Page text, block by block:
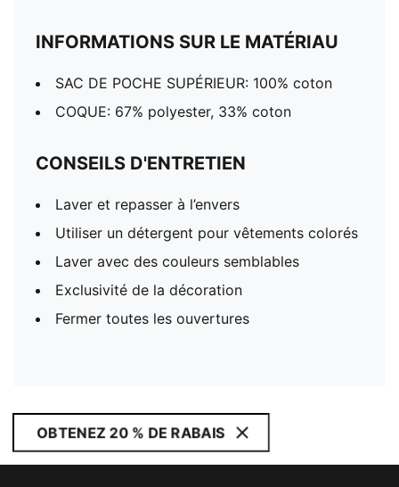
INFORMATIONS SUR LE MATÉRIAU
SAC DE POCHE SUPÉRIEUR: 100% coton
COQUE: 67% polyester, 33% coton
CONSEILS D'ENTRETIEN
Laver et repasser à l’envers
Utiliser un détergent pour vêtements colorés
Laver avec des couleurs semblables
Exclusivité de la décoration
Fermer toutes les ouvertures
OBTENEZ 20 % DE RABAIS